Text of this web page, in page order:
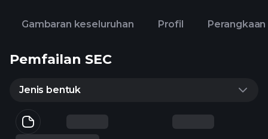
Gambaran keseluruhan Profil Perangkaan
Pemfailan SEC
Jenis bentuk